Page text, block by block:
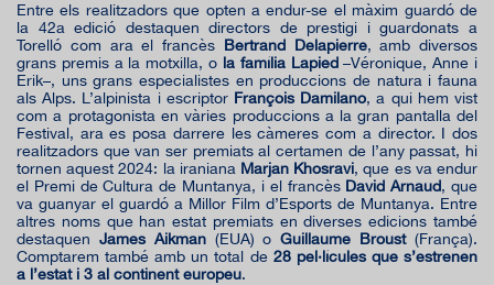
Entre els realitzadors que opten a endur-se el màxim guardó de
la 42a edició destaquen directors de prestigi i guardonats a
Torelló com ara el francès Bertrand Delapierre, amb diversos
grans premis a la motxilla, o la família Lapied–Véronique, Anne i
Erik–, uns grans especialistes en produccions de natura i fauna
als Alps. L’alpinista i escriptor François Damilano, a qui hem vist
com a protagonista en vàries produccions a la gran pantalla del
Festival, ara es posa darrere les càmeres com a director. I dos
realitzadors que van ser premiats al certamen de l’any passat, hi
tornen aquest 2024: la iraniana Marjan Khosravi, que es va endur
el Premi de Cultura de Muntanya, i el francès David Arnaud, que
va guanyar el guardó a Millor Film d’Esports de Muntanya. Entre
altres noms que han estat premiats en diverses edicions també
destaquen James Aikman(EUA) oGuillaume Broust(França).
Comptarem també amb un total de 28 pel·lícules que s’estrenen
a l’estat i 3 al continent europeu.